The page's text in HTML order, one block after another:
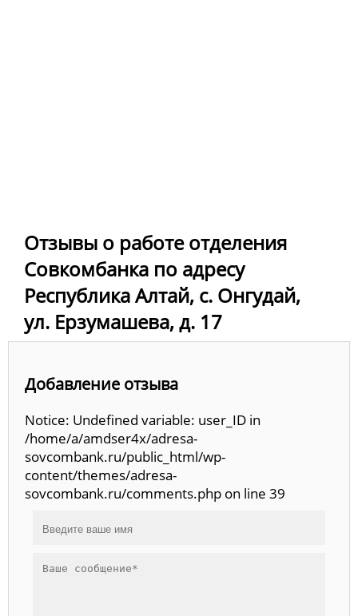
Отзывы о работе отделения
Совкомбанка по адресу
Республика Алтай, с. Онгудай,
ул. Ерзумашева, д. 17
Добавление отзыва
Notice: Undefined variable: user_ID in
/home/a/amdser4x/adresa-
sovcombank.ru/public_html/wp-
content/themes/adresa-
sovcombank.ru/comments.php on line 39